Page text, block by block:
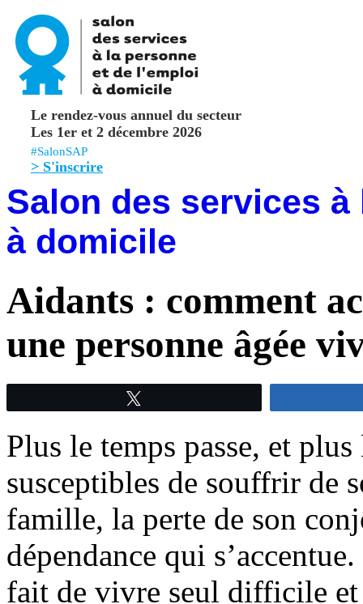
Le rendez-vous annuel du secteur
Les 1er et 2 décembre 2026
#SalonSAP
> S'inscrire
Salon des services
à domicile
Aidants : comment
une personne âgée
Plus le temps passe, et
susceptibles de souffrir de
famille, la perte de son
dépendance qui
fait de vivre seul difficile et